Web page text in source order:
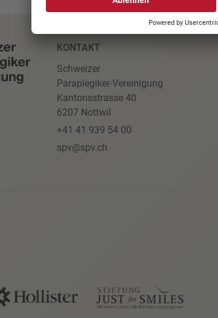
KONTAKT
Schweizer
Paraplegiker-Vereinigung
Kantonsstrasse 40
6207 Nottwil
+41 41 939 54 00
spv@spv.ch